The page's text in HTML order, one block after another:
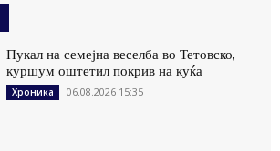
Пукал на семејна веселба во Тетовско,
куршум оштетил покрив на куќа
Хроника 06.08.2026 15:35